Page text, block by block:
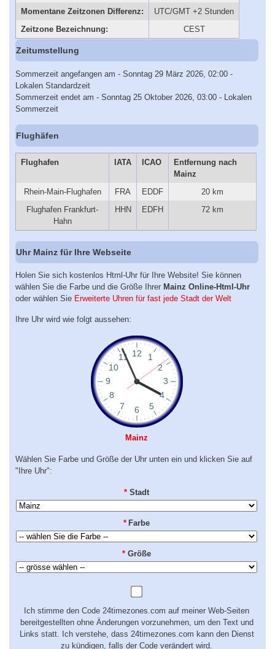
Momentane Zeitzonen Differenz:
UTC/GMT +2 Stunden
Zeitzone Bezeichnung:
CEST
Zeitumstellung
Sommerzeit angefangen am - Sonntag 29 März 2026, 02:00 -
Lokalen Standardzeit
Sommerzeit endet am - Sonntag 25 Oktober 2026, 03:00 - Lokalen
Sommerzeit
Flughäfen
Flughafen IATA ICAO
Entfernung nach
Mainz
Rhein-Main-Flughafen
FRA EDDF
20 km
Flughafen Frankfurt-
Hahn
HHN EDFH 72 km
Uhr Mainz für Ihre Webseite
Holen Sie sich kostenlos Html-Uhr für Ihre Website! Sie können
wählen Sie die Farbe und die Größe Ihrer Mainz Online-Html-Uhr
oder wählen Sie Erweiterte Uhren für fast jede Stadt der Welt
Ihre Uhr wird wie folgt aussehen:
Mainz
Wählen Sie Farbe und Größe der Uhr unten ein und klicken Sie auf
"Ihre Uhr":
* Stadt
* Farbe
* Größe
Ich stimme den Code 24timezones.com auf meiner Web-Seiten
bereitgestellten ohne Änderungen vorzunehmen, um den Text und
Links statt. Ich verstehe, dass 24timezones.com kann den Dienst
zu kündigen, falls der Code verändert wird.